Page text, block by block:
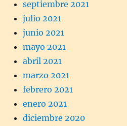
septiembre 2021
julio 2021
junio 2021
mayo 2021
abril 2021
marzo 2021
febrero 2021
enero 2021
diciembre 2020